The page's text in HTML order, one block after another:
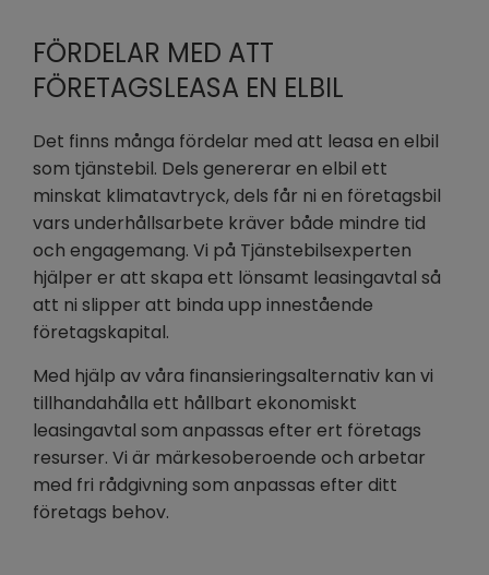
FÖRDELAR MED ATT
FÖRETAGSLEASA EN ELBIL
Det finns många fördelar med att leasa en elbil
som tjänstebil. Dels genererar en elbil ett
minskat klimatavtryck, dels får ni en företagsbil
vars underhållsarbete kräver både mindre tid
och engagemang. Vi på Tjänstebilsexperten
hjälper er att skapa ett lönsamt leasingavtal så
att ni slipper att binda upp innestående
företagskapital.
Med hjälp av våra finansieringsalternativ kan vi
tillhandahålla ett hållbart ekonomiskt
leasingavtal som anpassas efter ert företags
resurser. Vi är märkesoberoende och arbetar
med fri rådgivning som anpassas efter ditt
företags behov.